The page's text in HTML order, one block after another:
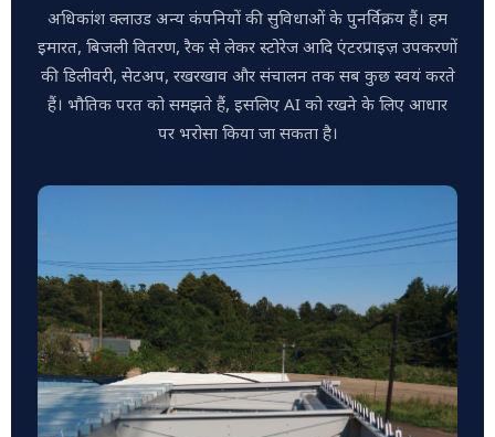
अधिकांश क्लाउड अन्य कंपनियों की सुविधाओं के पुनर्विक्रय हैं। हम
इमारत, बिजली वितरण, रैक से लेकर स्टोरेज आदि एंटरप्राइज़ उपकरणों
की डिलीवरी, सेटअप, रखरखाव और संचालन तक सब कुछ स्वयं करते
हैं। भौतिक परत को समझते हैं, इसलिए AI को रखने के लिए आधार
पर भरोसा किया जा सकता है।